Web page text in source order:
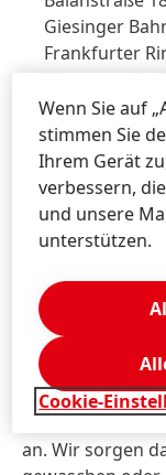
Giesinger
Frankfurter
Forstenrieder
Landsberger
Bunzlauer
Schleißheimer
Alfred-Arndt-
Über Persil
Persil Service
einem – über
Arbeitsplatz,
teilnehmenden
an. Wir sorgen
Wenn Sie auf
stimmen Sie
Ihrem Gerät
verbessern,
und unsere
unterstützen.
Cookie-